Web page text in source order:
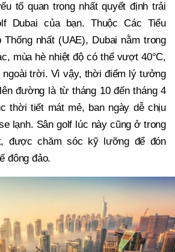
tố quan trọng nhất quyết định trải
Dubai của bạn. Thuộc Các Tiểu
nhất (UAE), Dubai nằm trong
mùa hè nhiệt độ có thể vượt 40°C,
ngoài trời. Vì vậy, thời điểm lý tưởng
đường là từ tháng 10 đến tháng 4
thời tiết mát mẻ, ban ngày dễ chịu
lạnh. Sân golf lúc này cũng ở trong
được chăm sóc kỹ lưỡng để đón
đông đảo.